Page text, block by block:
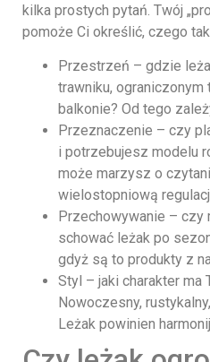
kilka prostych pytań. Twój
pomoże Ci określić, czego
Przestrzeń – gdzie
trawniku, ograniczonym
balkonie? Od tego
Przeznaczenie – czy
i potrzebujesz modelu
może marzysz o
wielostopniową
Przechowywanie – czy
schować leżak po
gdyż są to produkty z
Styl – jaki charakter ma
Nowoczesny,
Leżak powinien